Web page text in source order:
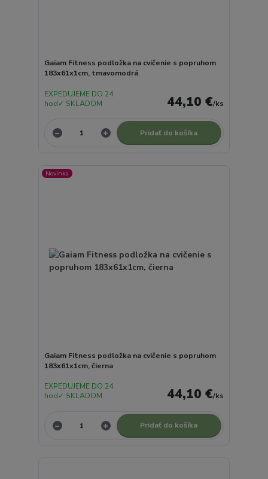
Gaiam Fitness podložka na cvičenie s popruhom
183x61x1cm, tmavomodrá
44,10 €/ks
EXPEDUJEME DO 24
hod✓ SKLADOM
Pridať do košíka
Novinka
Gaiam Fitness podložka na cvičenie s popruhom
183x61x1cm, čierna
44,10 €/ks
EXPEDUJEME DO 24
hod✓ SKLADOM
Pridať do košíka